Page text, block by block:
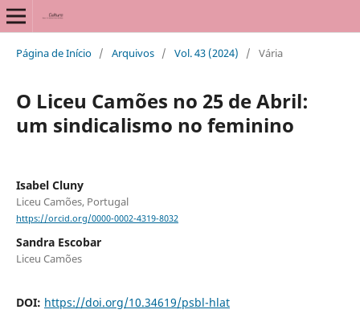
Página de Início / Arquivos / Vol. 43 (2024) / Vária
O Liceu Camões no 25 de Abril:
um sindicalismo no feminino
Isabel Cluny
Liceu Camões, Portugal
https://orcid.org/0000-0002-4319-8032
Sandra Escobar
Liceu Camões
DOI: https://doi.org/10.34619/psbl-hlat